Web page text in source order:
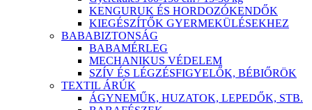
KENGURUK ÉS HORDOZÓKENDŐK
KIEGÉSZÍTŐK GYERMEKÜLÉSEKHEZ
BABABIZTONSÁG
BABAMÉRLEG
MECHANIKUS VÉDELEM
SZÍV ÉS LÉGZÉSFIGYELŐK, BÉBIŐRÖK
TEXTIL ÁRÚK
ÁGYNEMŰK, HUZATOK, LEPEDŐK, STB.